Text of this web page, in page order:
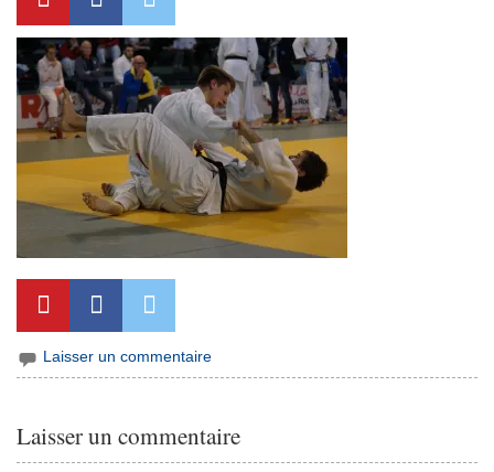
Laisser un commentaire
Laisser un commentaire